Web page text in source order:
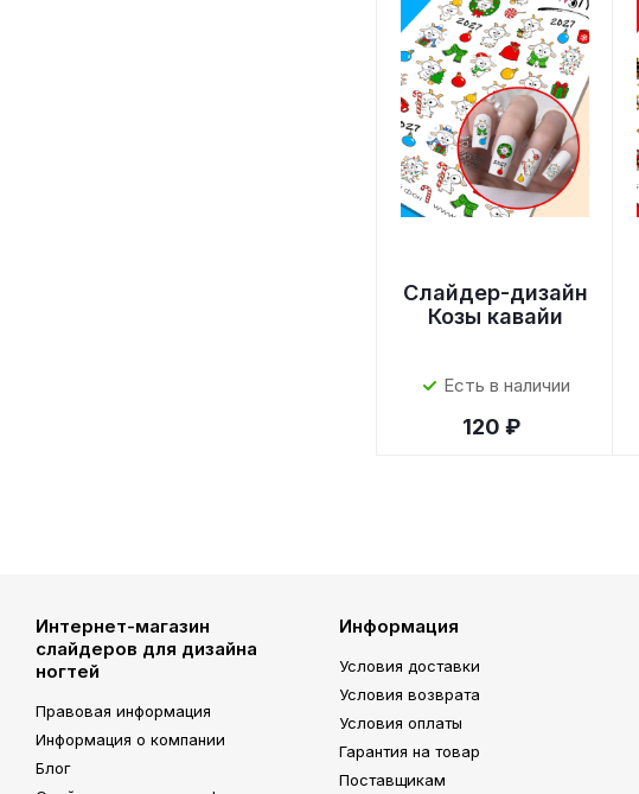
Слайдер-дизайн
Козы кавайи
Есть в наличии
120 ₽
Интернет-магазин
слайдеров для дизайна
ногтей
Правовая информация
Информация о компании
Блог
Информация
Условия доставки
Условия возврата
Условия оплаты
Гарантия на товар
Поставщикам